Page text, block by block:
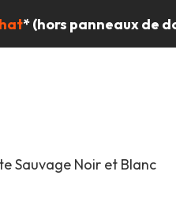
*(hors panneaux de
Sauvage Noir et Blanc